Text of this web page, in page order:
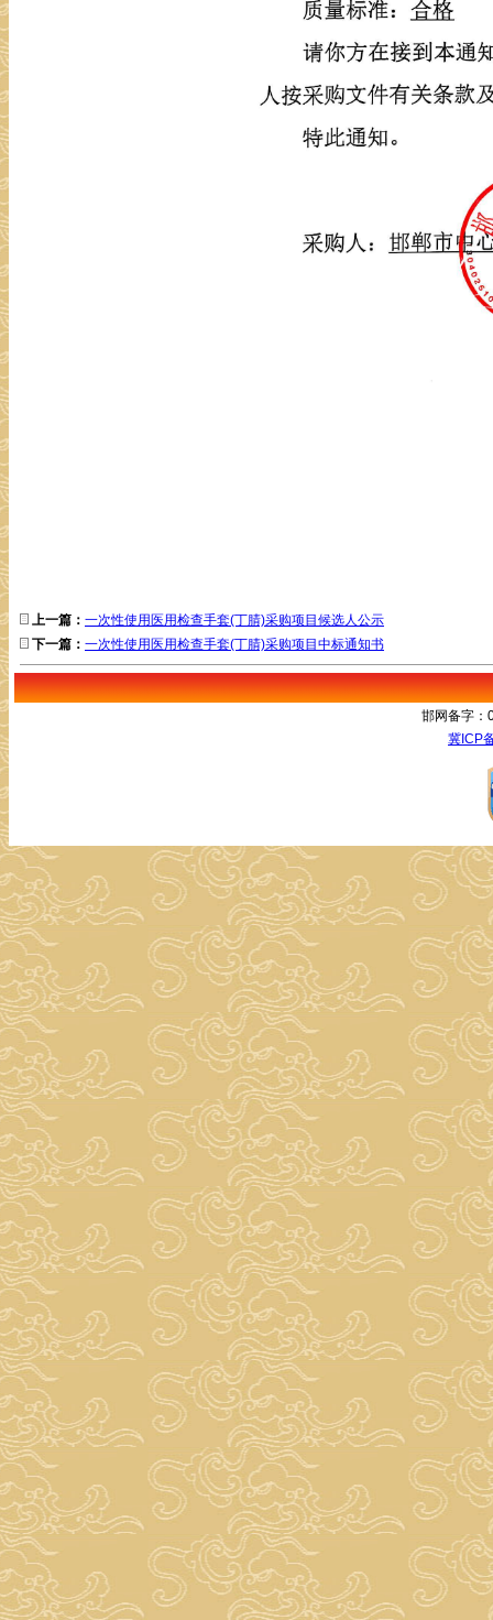
上一篇： 一次性使用医用检查手套(丁腈)采购项目候选人公示
下一篇： 一次性使用医用检查手套(丁腈)采购项目中标通知书
邯网备字
冀ICP